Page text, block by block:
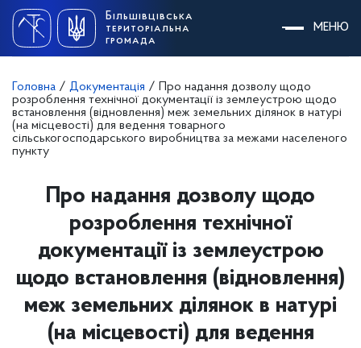
content
Більшівцівська
територіальна
громада
МЕНЮ
Головна / Документація /
Про надання дозволу щодо
розроблення технічної документації із землеустрою щодо
встановлення (відновлення) меж земельних ділянок в натурі
(на місцевості) для ведення товарного
сільськогосподарського виробництва за межами населеного
пункту
Про надання дозволу щодо
розроблення технічної
документації із землеустрою
щодо встановлення (відновлення)
меж земельних ділянок в натурі
(на місцевості) для ведення